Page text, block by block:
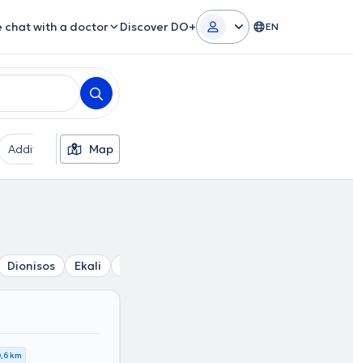
chat with a doctor Discover DO+ EN
Additional filtersMap
Dionisos Ekali
km